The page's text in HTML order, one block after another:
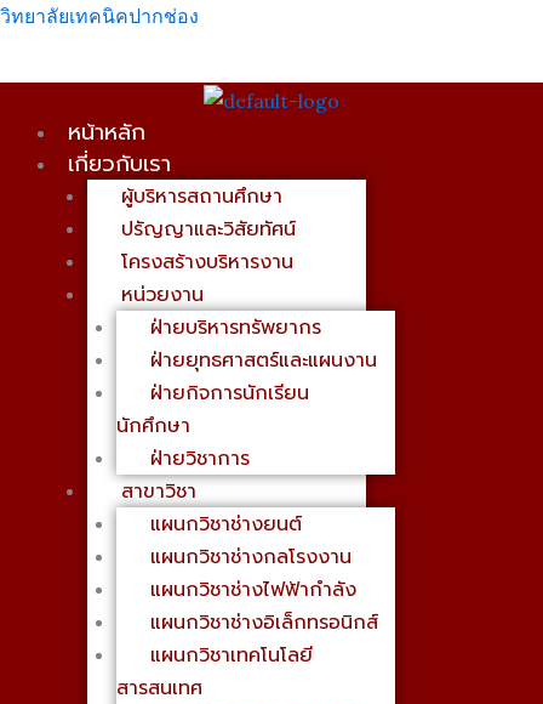
Skip
content
วิทยาลัยเทคนิคปากช่อง
เมนู
หน้าหลัก
เกี่ยวกับเรา
ผู้บริหารสถานศึกษา
ปรัญญาและวิสัยทัศน์
โครงสร้างบริหารงาน
หน่วยงาน
ฝ่ายบริหารทรัพยากร
ฝ่ายยุทธศาสตร์และแผนงาน
ฝ่ายกิจการนักเรียน
นักศึกษา
ฝ่ายวิชาการ
สาขาวิชา
แผนกวิชาช่างยนต์
แผนกวิชาช่างกลโรงงาน
แผนกวิชาช่างไฟฟ้ากำลัง
แผนกวิชาช่างอิเล็กทรอนิกส์
แผนกวิชาเทคโนโลยี
สารสนเทศ